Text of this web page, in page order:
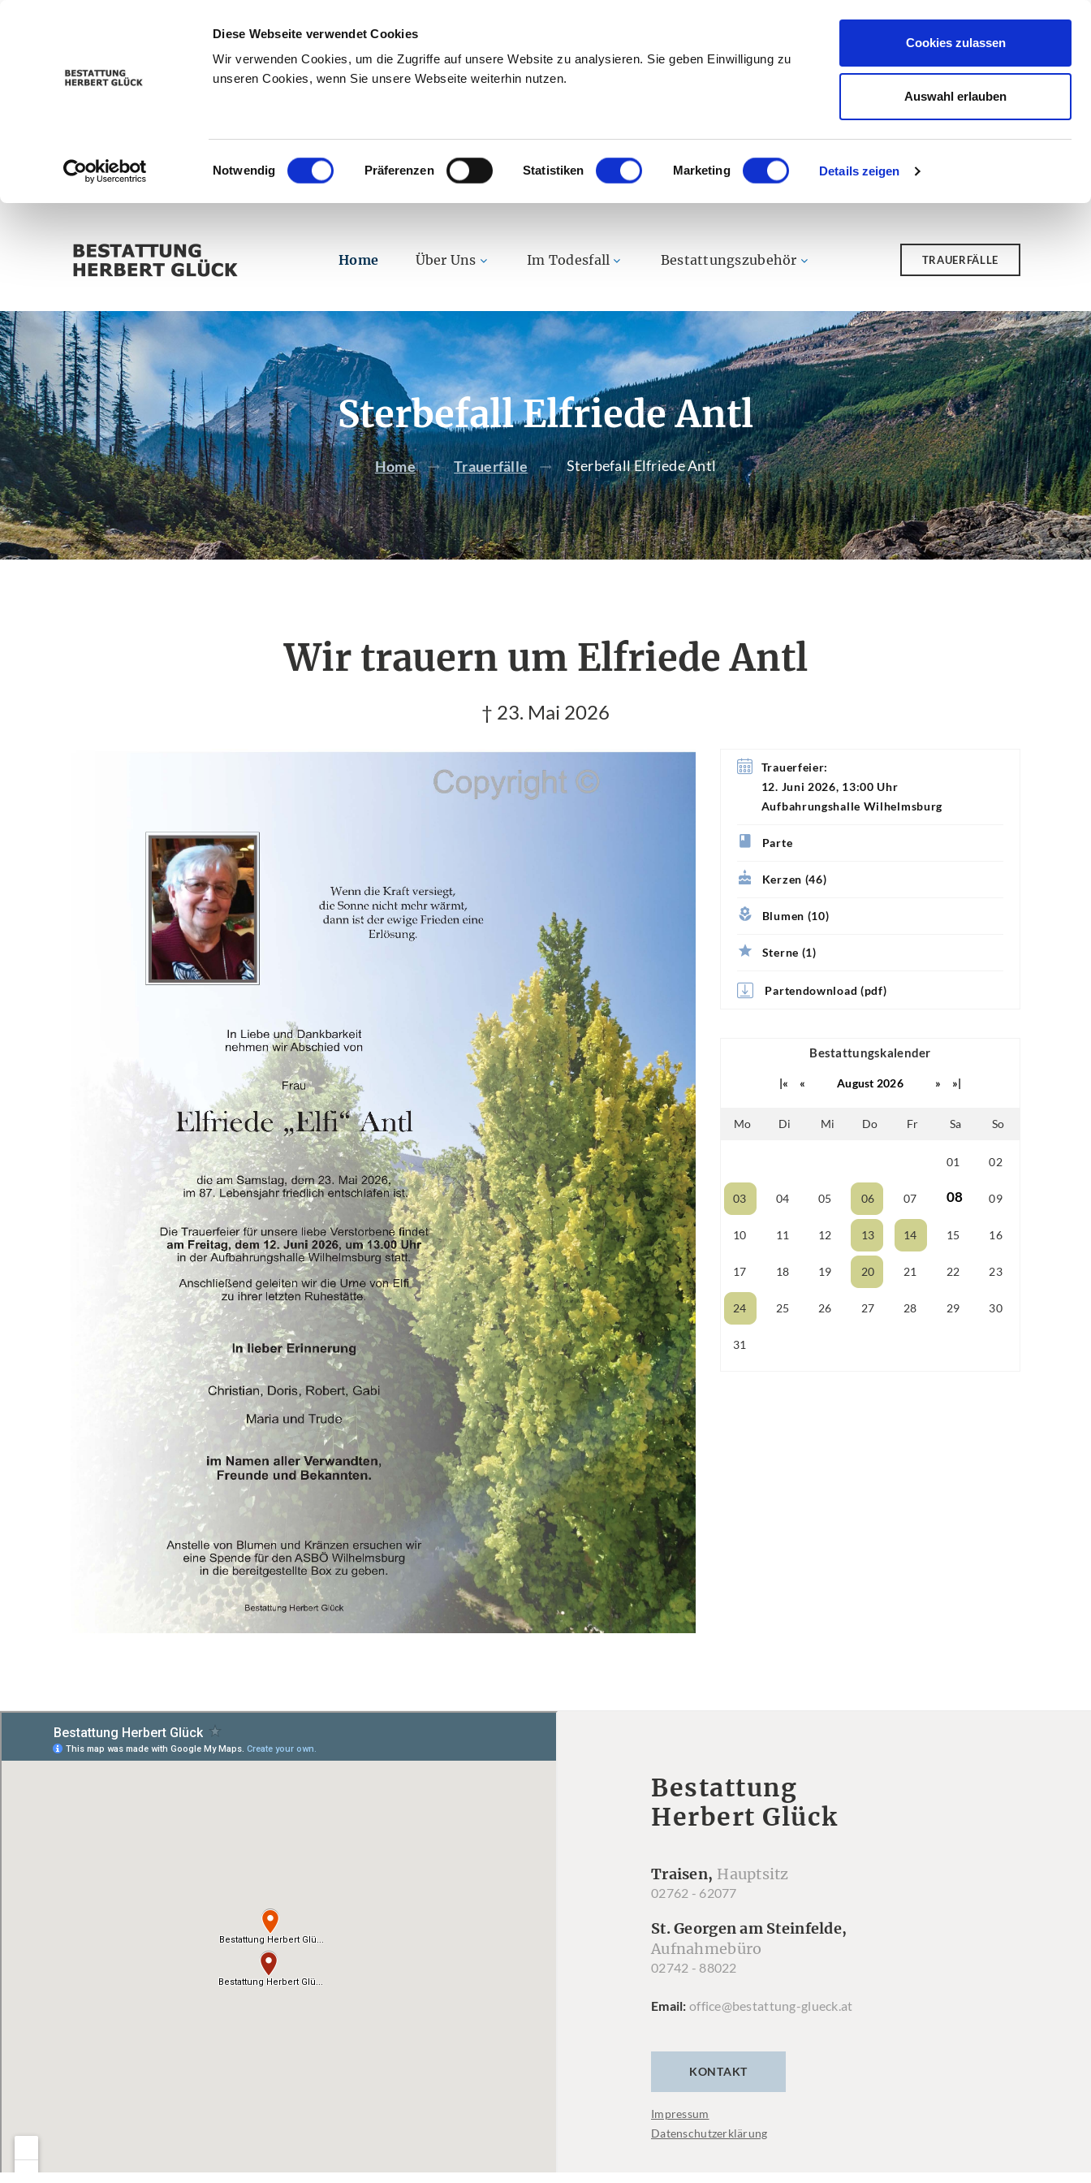
Diese Webseite verwendet Cookies
Wir verwenden Cookies, um die Zugriffe auf unsere Website zu analysieren. Sie geben Einwilligung zu
unseren Cookies, wenn Sie unsere Webseite weiterhin nutzen.
Einwilligungsauswahl
Notwendig Präferenzen Statistiken Marketing Details zeigen
Cookies zulassen
Auswahl erlauben
Home Über Uns Im Todesfall Bestattungszubehör TRAUERFÄLLE
Sterbefall Elfriede Antl
Home Trauerfälle Sterbefall Elfriede Antl
Wir trauern um Elfriede Antl
† 23. Mai 2026
Trauerfeier:
12. Juni 2026, 13:00 Uhr
Aufbahrungshalle Wilhelmsburg
Parte
Kerzen (46)
Blumen (10)
Sterne (1)
Partendownload (pdf)
Bestattungskalender
|« « August 2026 » »|
Mo Di Mi Do Fr Sa So
01 02
03 04 05 06 07 08 09
10 11 12 13 14 15 16
17 18 19 20 21 22 23
24 25 26 27 28 29 30
31
Bestattung
Herbert Glück
Traisen, Hauptsitz
02762 - 62077
St. Georgen am Steinfelde,
Aufnahmebüro
02742 - 88022
Email office@bestattung-glueck.at
KONTAKT
Impressum
Datenschutzerklärung